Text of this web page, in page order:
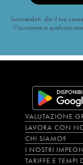
Iscrivendoti, dai il tuo
l’iscrizione in qualsiasi
VALUTAZIONE
LAVORA CON
CHI SIAMO?
I NOSTRI
TARIFFE E